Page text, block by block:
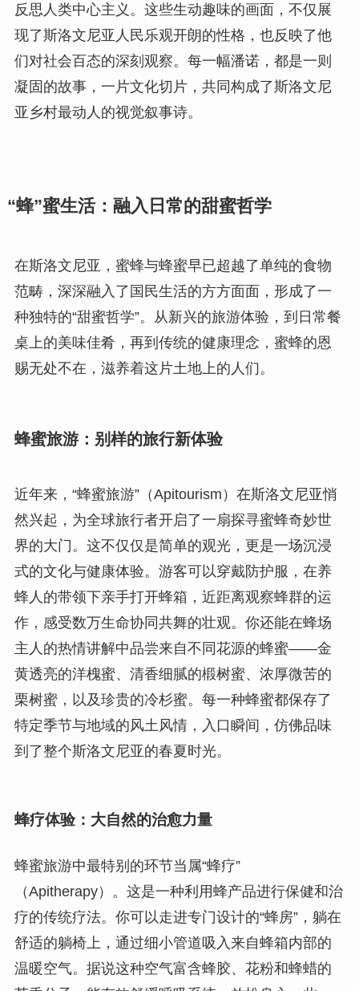
反思人类中心主义。这些生动趣味的画面，不仅展
现了斯洛文尼亚人民乐观开朗的性格，也反映了他
们对社会百态的深刻观察。每一幅潘诺，都是一则
凝固的故事，一片文化切片，共同构成了斯洛文尼
亚乡村最动人的视觉叙事诗。
“蜂”蜜生活：融入日常的甜蜜哲学
在斯洛文尼亚，蜜蜂与蜂蜜早已超越了单纯的食物
范畴，深深融入了国民生活的方方面面，形成了一
种独特的“甜蜜哲学”。从新兴的旅游体验，到日常餐
桌上的美味佳肴，再到传统的健康理念，蜜蜂的恩
赐无处不在，滋养着这片土地上的人们。
蜂蜜旅游：别样的旅行新体验
近年来，“蜂蜜旅游”（Apitourism）在斯洛文尼亚悄
然兴起，为全球旅行者开启了一扇探寻蜜蜂奇妙世
界的大门。这不仅仅是简单的观光，更是一场沉浸
式的文化与健康体验。游客可以穿戴防护服，在养
蜂人的带领下亲手打开蜂箱，近距离观察蜂群的运
作，感受数万生命协同共舞的壮观。你还能在蜂场
主人的热情讲解中品尝来自不同花源的蜂蜜——金
黄透亮的洋槐蜜、清香细腻的椴树蜜、浓厚微苦的
栗树蜜，以及珍贵的冷杉蜜。每一种蜂蜜都保存了
特定季节与地域的风土风情，入口瞬间，仿佛品味
到了整个斯洛文尼亚的春夏时光。
蜂疗体验：大自然的治愈力量
蜂蜜旅游中最特别的环节当属“蜂疗”
（Apitherapy）。这是一种利用蜂产品进行保健和治
疗的传统疗法。你可以走进专门设计的“蜂房”，躺在
舒适的躺椅上，通过细小管道吸入来自蜂箱内部的
温暖空气。据说这种空气富含蜂胶、花粉和蜂蜡的